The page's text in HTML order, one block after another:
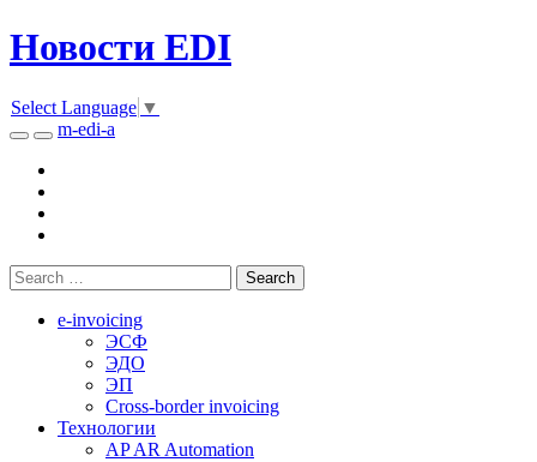
Новости EDI
Select Language ▼
m-edi-a
e-invoicing
ЭСФ
ЭДО
ЭП
Cross-border invoicing
Технологии
AP AR Automation